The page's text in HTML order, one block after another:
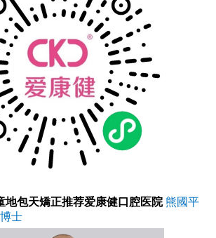
地包天矯正推荐爱康健口腔医院 熊國平
士